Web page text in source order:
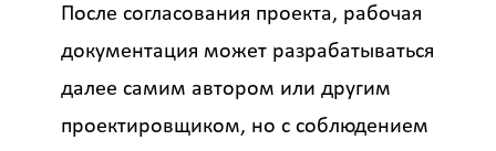
После согласования проекта, рабочая
документация может разрабатываться
далее самим автором или другим
проектировщиком, но с соблюдением
детальный